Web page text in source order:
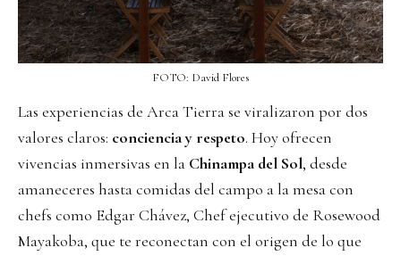
FOTO: David Flores
Las experiencias de Arca Tierra se viralizaron por dos
valores claros: conciencia y respeto. Hoy ofrecen
vivencias inmersivas en la Chinampa del Sol, desde
amaneceres hasta comidas del campo a la mesa con
chefs como Edgar Chávez, Chef ejecutivo de Rosewood
Mayakoba, que te reconectan con el origen de lo que